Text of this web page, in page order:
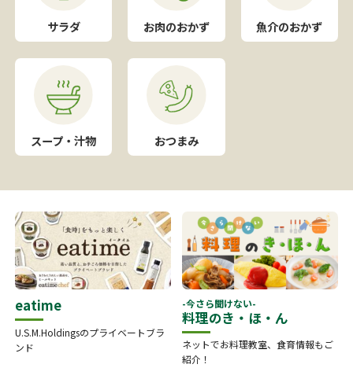
サラダ お肉のおかず 魚介のおかず
スープ・汁物 おつまみ
eatime
U.S.M.Holdingsのプライベートブラ
ンド
-今さら聞けない-
料理のき・ほ・ん
ネットでお料理教室、食育情報もご
紹介！